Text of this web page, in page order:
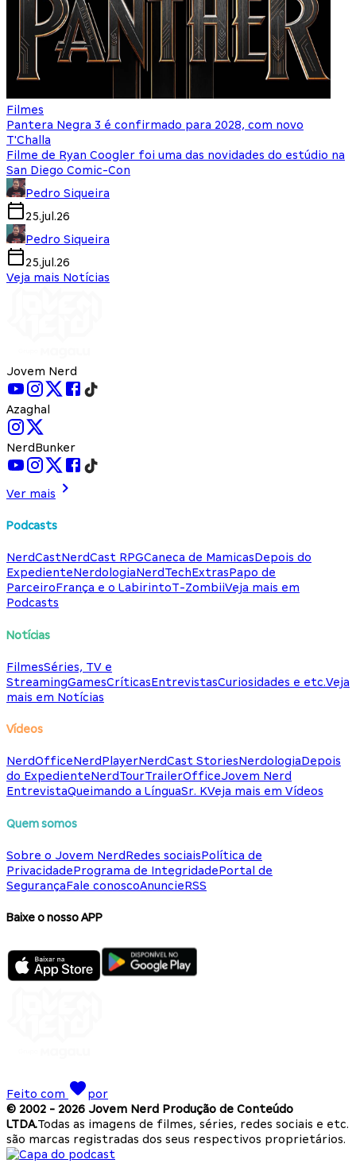
Filmes
Pantera Negra 3 é confirmado para 2028, com novo
T'Challa
Filme de Ryan Coogler foi uma das novidades do estúdio na
San Diego Comic-Con
Pedro Siqueira
25.jul.26
Pedro Siqueira
25.jul.26
Veja mais Notícias
Jovem Nerd
Azaghal
NerdBunker
Ver mais
Podcasts
NerdCastNerdCast RPGCaneca de MamicasDepois do
ExpedienteNerdologiaNerdTechExtrasPapo de
ParceiroFrança e o LabirintoT-ZombiiVeja mais em
Podcasts
Notícias
FilmesSéries, TV e
StreamingGamesCríticasEntrevistasCuriosidades e etc.Veja
mais em Notícias
Vídeos
NerdOfficeNerdPlayerNerdCast StoriesNerdologiaDepois
do ExpedienteNerdTourTrailerOfficeJovem Nerd
EntrevistaQueimando a LínguaSr. KVeja mais em Vídeos
Quem somos
Sobre o Jovem NerdRedes sociaisPolítica de
PrivacidadePrograma de IntegridadePortal de
SegurançaFale conoscoAnuncieRSS
Baixe o nosso APP
Feito com
por
© 2002 - 2026 Jovem Nerd Produção de Conteúdo
LTDA.Todas as imagens de filmes, séries, redes sociais e etc.
são marcas registradas dos seus respectivos proprietários.